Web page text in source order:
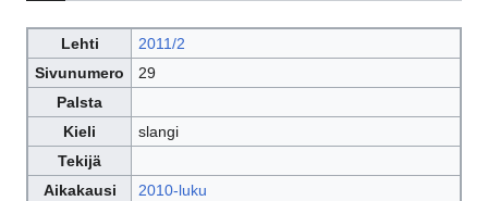
Lehti
2011/2
Sivunumero
29
Palsta
Kieli
slangi
Tekijä
Aikakausi
2010-luku